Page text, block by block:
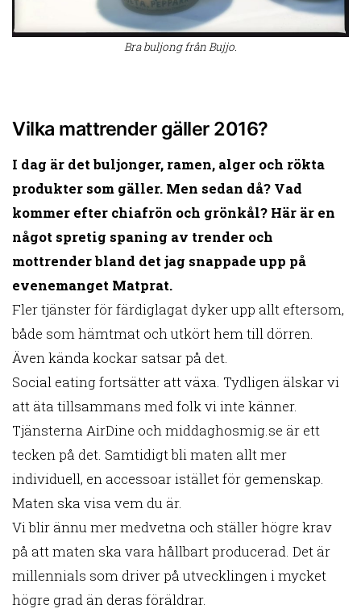
Bra buljong från Bujjo.
Vilka mattrender gäller 2016?
I dag är det buljonger, ramen, alger och rökta
produkter som gäller. Men sedan då? Vad
kommer efter chiafrön och grönkål? Här är en
något spretig spaning av trender och
mottrender bland det jag snappade upp på
evenemanget Matprat.
Fler tjänster för färdiglagat dyker upp allt eftersom,
både som hämtmat och utkört hem till dörren.
Även kända kockar satsar på det.
Social eating fortsätter att växa. Tydligen älskar vi
att äta tillsammans med folk vi inte känner.
Tjänsterna AirDine och middaghosmig.se är ett
tecken på det. Samtidigt bli maten allt mer
individuell, en accessoar istället för gemenskap.
Maten ska visa vem du är.
Vi blir ännu mer medvetna och ställer högre krav
på att maten ska vara hållbart producerad. Det är
millennials som driver på utvecklingen i mycket
högre grad än deras föräldrar.